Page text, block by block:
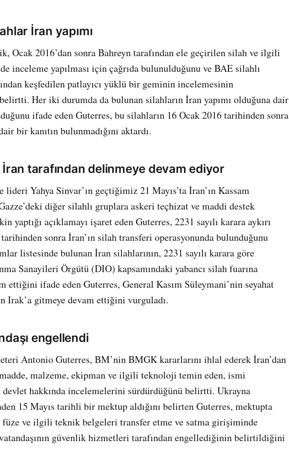
İran yapımı
Ocak 2016’dan sonra Bahreyn tarafından ele geçirilen silah ve ilgili
inceleme yapılması için çağrıda bulunulduğunu ve BAE silahlı
keşfedilen patlayıcı yüklü bir geminin incelemesinin
belirtti. Her iki durumda da bulunan silahların İran yapımı olduğuna dair
ifade eden Guterres, bu silahların 16 Ocak 2016 tarihinden sonra
bir kanıtın bulunmadığını aktardı.
İran tarafından delinmeye devam ediyor
lideri Yahya Sinvar’ın geçtiğimiz 21 Mayıs’ta İran’ın Kassam
diğer silahlı gruplara askeri teçhizat ve maddi destek
yaptığı açıklamayı işaret eden Guterres, 2231 sayılı karara aykırı
sonra İran’ın silah transferi operasyonunda bulunduğunu
listesinde bulunan İran silahlarının, 2231 sayılı karara göre
Sanayileri Örgütü (DIO) kapsamındaki yabancı silah fuarına
ettiğini ifade eden Guterres, General Kasım Süleymani’nin seyahat
Irak’a gitmeye devam ettiğini vurguladı.
engellendi
Antonio Guterres, BM’nin BMGK kararlarını ihlal ederek İran’dan
malzeme, ekipman ve ilgili teknoloji temin eden, ismi
devlet hakkında incelemelerini sürdürdüğünü belirtti. Ukrayna
15 Mayıs tarihli bir mektup aldığını belirten Guterres, mektupta
füze ve ilgili teknik belgeleri transfer etme ve satma girişiminde
güvenlik hizmetleri tarafından engellediğinin belirtildiğini